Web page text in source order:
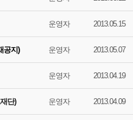
운영자 2013.05.15
공지) 운영자 2013.05.07
운영자 2013.04.19
단) 운영자 2013.04.09